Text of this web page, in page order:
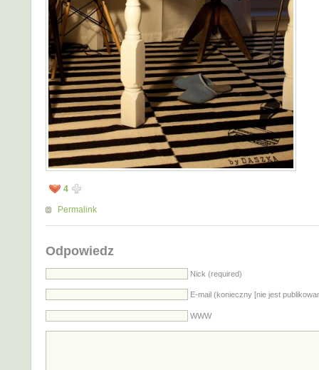
4
Permalink
Odpowiedz
Nick (required)
E-mail (konieczny [nie jest
WWW